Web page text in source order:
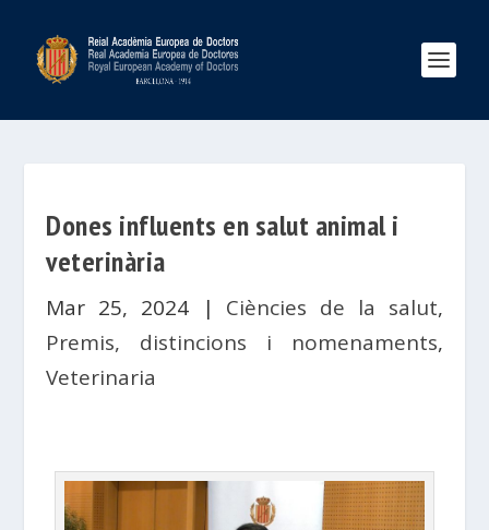
Dones influents en salut animal i
veterinària
Mar 25, 2024| Ciències de la salut,
Premis, distincions i nomenaments,
Veterinaria